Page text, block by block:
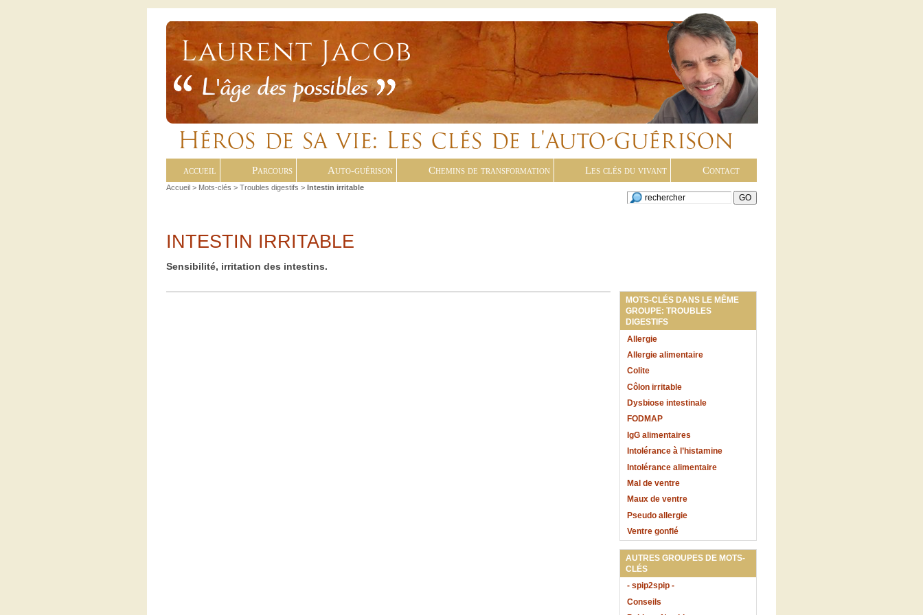
accueil Parcours Auto-guérison Chemins de transformation Les clés du vivant Contact
Accueil > Mots-clés > Troubles digestifs > Intestin irritable
INTESTIN IRRITABLE
Sensibilité, irritation des intestins.
MOTS-CLÉS DANS LE MÊME
GROUPE: TROUBLES
DIGESTIFS
Allergie
Allergie alimentaire
Colite
Côlon irritable
Dysbiose intestinale
FODMAP
IgG alimentaires
Intolérance à l’histamine
Intolérance alimentaire
Mal de ventre
Maux de ventre
Pseudo allergie
Ventre gonflé
AUTRES GROUPES DE MOTS-
CLÉS
- spip2spip -
Conseils